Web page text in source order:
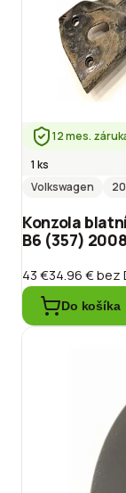
12 mes.
1 ks
Volkswagen
Konzola
B6 (357)
43 €34.96 €bez
Do košíka